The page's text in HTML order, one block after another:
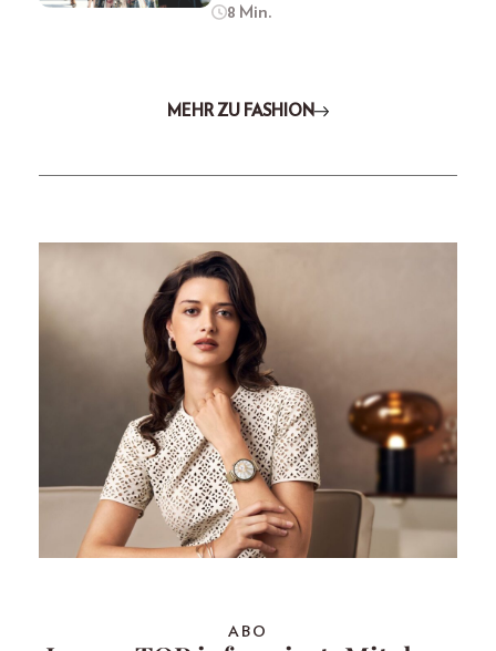
8 Min.
MEHR ZU FASHION
ABO